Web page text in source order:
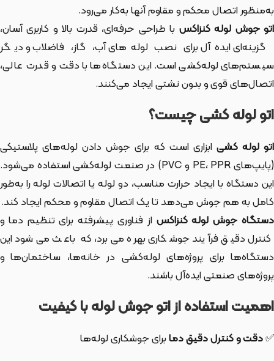
به‌منظور اتصال محکم و مقاوم آنها به‌کار می‌رود.
اتو جوش لوله کنزاکس با طراحی حرفه‌ای، قدرت بالا و کاربری آسان،
گزینه‌ای ایده‌آل برای نصب لوله‌های آب، گاز، فاضلاب و دیگر
سیستم‌های لوله‌کشی است. این دستگاه‌ها با دقت و قدرت عالی،
اتصال‌های قوی و بدون نشتی ایجاد می‌کنند.
اتو لوله کشی چیست؟
اتو لوله کشی ابزاری است که برای جوش دادن لوله‌های پلاستیکی
(پایپ‌های PE، PPR و PVC) در صنعت لوله‌کشی استفاده می‌شود.
این دستگاه با ایجاد حرارت مناسب، دو لوله یا اتصالات لوله را به‌طور
کامل به هم جوش می‌دهد تا یک اتصال مقاوم و محکم ایجاد کند.
دستگاه جوش لوله کنزاکس از فناوری پیشرفته برای تنظیم دما و
کنترل دقیق فرآیند جوشکاری بهره می‌برد، که باعث می‌شود این
دستگاه‌ها برای پروژه‌های لوله‌کشی در خانه‌ها، ساختمان‌ها و
پروژه‌های صنعتی ایده‌آل باشند.
اهمیت استفاده از اتو جوش لوله با کیفیت
✅دقت و کنترل دقیق دمابرای جوشکاری لوله‌ها